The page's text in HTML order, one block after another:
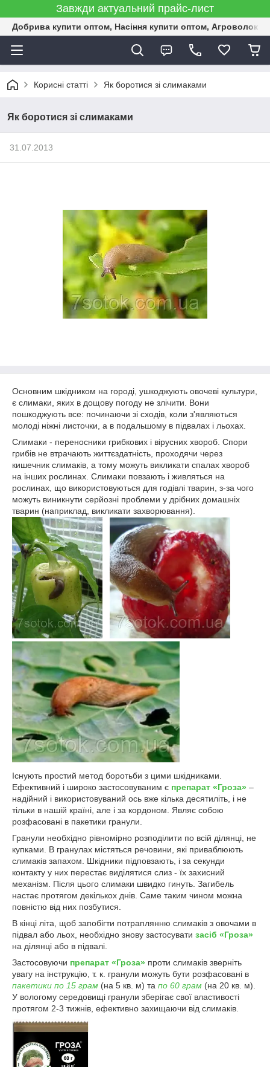
Завжди актуальний прайс-лист
Добрива купити оптом, Насіння купити оптом,
Корисні статті Як боротися зі слимаками
Як боротися зі слимаками
31.07.2013
Основним шкідником на городі, ушкоджують овочеві культури,
є слимаки, яких в дощову погоду не злічити. Вони
пошкоджують все: починаючи зі сходів, коли з'являються
молоді ніжні листочки, а в подальшому в підвалах і льохах.
Слимаки - переносники грибкових і вірусних хвороб. Спори
грибів не втрачають життєздатність, проходячи через
кишечник слимаків, а тому можуть викликати спалах хвороб
на інших рослинах. Слимаки повзають і живляться на
рослинах, що використовуються для годівлі тварин, з-за чого
можуть виникнути серйозні проблеми у дрібних домашніх
тварин (наприклад, викликати захворювання).
Існують простий метод боротьби з цими шкідниками.
Ефективний і широко застосовуваним є препарат «Гроза» –
надійний і використовуваний ось вже кілька десятиліть, і не
тільки в нашій країні, але і за кордоном. Являє собою
розфасовані в пакетики гранули.
Гранули необхідно рівномірно розподілити по всій ділянці, не
купками. В гранулах містяться речовини, які приваблюють
слимаків запахом. Шкідники підповзають, і за секунди
контакту у них перестає виділятися слиз - їх захисний
механізм. Після цього слимаки швидко гинуть. Загибель
настає протягом декількох днів. Саме таким чином можна
повністю від них позбутися.
В кінці літа, щоб запобігти потраплянню слимаків з овочами в
підвал або льох, необхідно знову застосувати засіб «Гроза»
на ділянці або в підвалі.
Застосовуючи препарат «Гроза» проти слимаків зверніть
увагу на інструкцію, т. к. гранули можуть бути розфасовані в
пакетики по 15 грам (на 5 кв. м) та по 60 грам (на 20 кв. м).
У вологому середовищі гранули зберігає свої властивості
протягом 2-3 тижнів, ефективно захищаючи від слимаків.